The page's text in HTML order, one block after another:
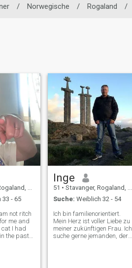
/ Norwegische / Rogaland /
Norwegen
33 - 65
me and
the past
Inge
51 • Stavanger, Rogaland, Norwegen
Suche: Weiblich 32 - 54
Ich bin familienorientiert.
Mein Herz ist voller Liebe zu
meiner zukünftigen Frau. Ich
suche gerne jemanden, der